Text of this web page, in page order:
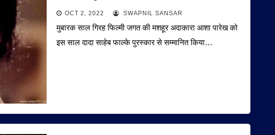
OCT 2, 2022 SWAPNIL SANSAR
मुबारक साल गिरह फिल्मी जगत की मशहूर अदाकारा आशा पारेख को
इस साल दादा साहेब फाल्के पुरस्कार से सम्मानित किया…